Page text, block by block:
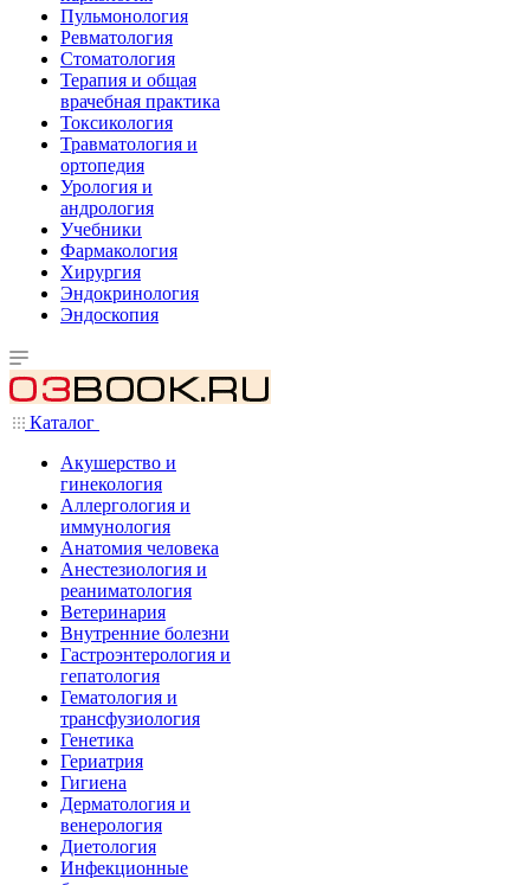
Пульмонология
Ревматология
Стоматология
Терапия и общая
врачебная практика
Токсикология
Травматология и
ортопедия
Урология и
андрология
Учебники
Фармакология
Хирургия
Эндокринология
Эндоскопия
Каталог
Акушерство и
гинекология
Аллергология и
иммунология
Анатомия человека
Анестезиология и
реаниматология
Ветеринария
Внутренние болезни
Гастроэнтерология и
гепатология
Гематология и
трансфузиология
Генетика
Гериатрия
Гигиена
Дерматология и
венерология
Диетология
Инфекционные